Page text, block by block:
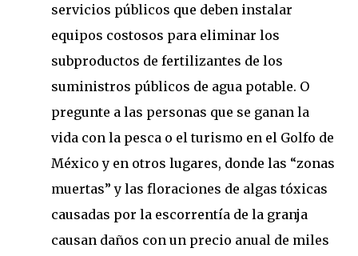
servicios públicos que deben instalar
equipos costosos para eliminar los
subproductos de fertilizantes de los
suministros públicos de agua potable. O
pregunte a las personas que se ganan la
vida con la pesca o el turismo en el Golfo de
México y en otros lugares, donde las “zonas
muertas” y las floraciones de algas tóxicas
causadas por la escorrentía de la granja
causan daños con un precio anual de miles